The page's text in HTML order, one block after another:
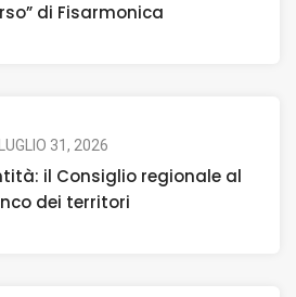
di Fisarmonica
LUGLIO 31, 2026
il Consiglio regionale al
dei territori